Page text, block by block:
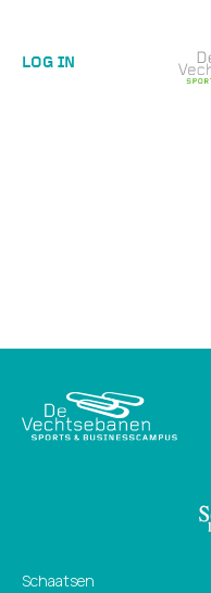
LOG IN
Schaatsen